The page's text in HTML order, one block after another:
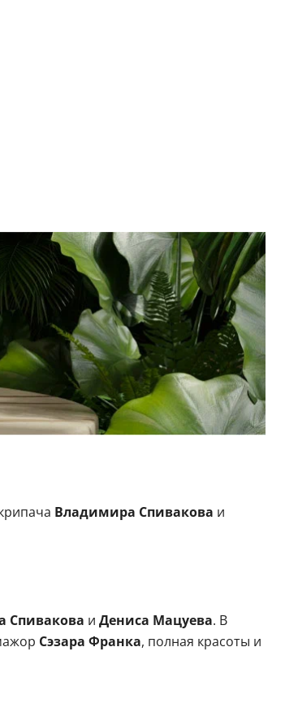
Владимира Спивакова и
Спивакова и Дениса Мацуева. В
Сэзара Франка, полная красоты и